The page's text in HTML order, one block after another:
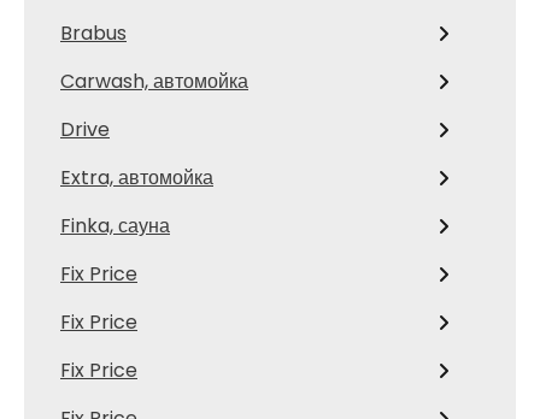
Brabus
Carwash, автомойка
Drive
Extra, автомойка
Finka, сауна
Fix Price
Fix Price
Fix Price